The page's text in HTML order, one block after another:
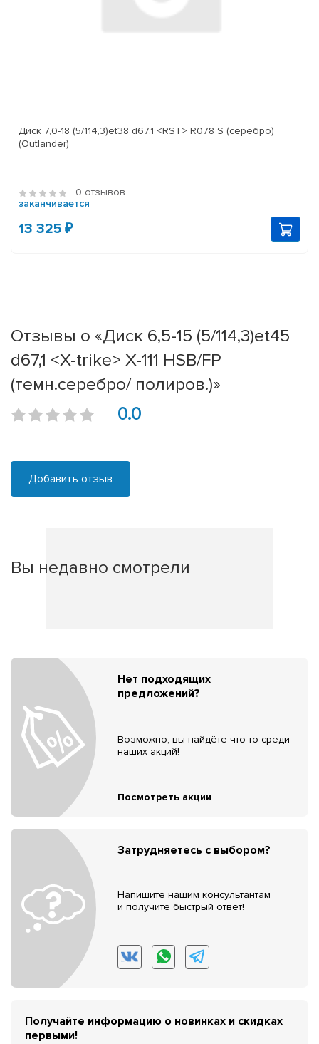
Диск 7,0-18 (5/114,3)et38 d67,1 <RST> R078 S (серебро)
(Outlander)
0 отзывов
заканчивается
13 325 ₽
Отзывы о «Диск 6,5-15 (5/114,3)et45
d67,1 <X-trike> X-111 HSB/FP
(темн.серебро/ полиров.)»
0.0
Добавить отзыв
Вы недавно смотрели
Нет подходящих
предложений?
Возможно, вы найдёте что-то среди
наших акций!
Посмотреть акции
Затрудняетесь с выбором?
Напишите нашим консультантам
и получите быстрый ответ!
Получайте информацию о новинках и скидках
первыми!